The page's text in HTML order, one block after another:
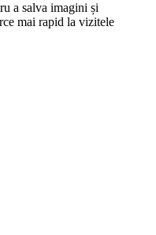
a salva imagini și
mai rapid la vizitele